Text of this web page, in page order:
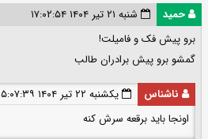
حمید
شنبه ۲۱ تیر ۱۴۰۴ ۱۷:۰۲:۵۴
برو پیش فک و فامیلت!
گمشو برو پیش برادران طالب
ناشناس
یکشنبه ۲۲ تیر ۱۴۰۴ ۰۵:۰۷:۳۹
اونجا باید برقعه سرش کنه